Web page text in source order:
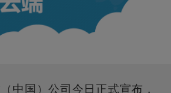
中国）公司今日正式宣布，